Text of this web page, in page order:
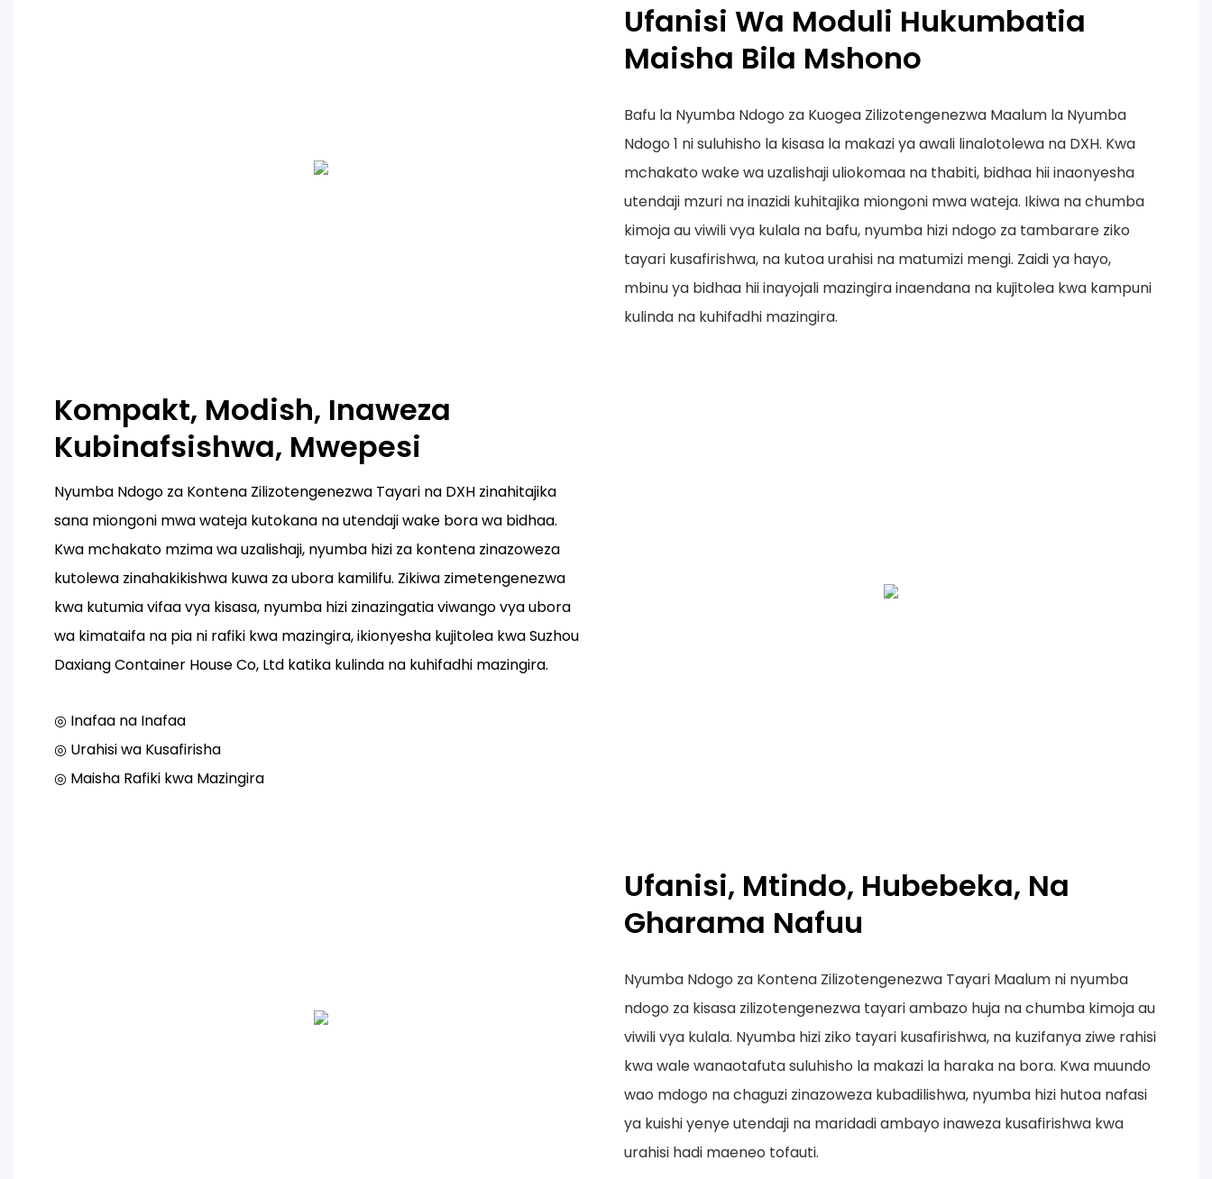
Ufanisi Wa Moduli Hukumbatia
Maisha Bila Mshono
Bafu la Nyumba Ndogo za Kuogea Zilizotengenezwa Maalum la Nyumba
Ndogo 1 ni suluhisho la kisasa la makazi ya awali linalotolewa na DXH. Kwa
mchakato wake wa uzalishaji uliokomaa na thabiti, bidhaa hii inaonyesha
utendaji mzuri na inazidi kuhitajika miongoni mwa wateja. Ikiwa na chumba
kimoja au viwili vya kulala na bafu, nyumba hizi ndogo za tambarare ziko
tayari kusafirishwa, na kutoa urahisi na matumizi mengi. Zaidi ya hayo,
mbinu ya bidhaa hii inayojali mazingira inaendana na kujitolea kwa kampuni
kulinda na kuhifadhi mazingira.
Kompakt, Modish, Inaweza
Kubinafsishwa, Mwepesi
Nyumba Ndogo za Kontena Zilizotengenezwa Tayari na DXH zinahitajika
sana miongoni mwa wateja kutokana na utendaji wake bora wa bidhaa.
Kwa mchakato mzima wa uzalishaji, nyumba hizi za kontena zinazoweza
kutolewa zinahakikishwa kuwa za ubora kamilifu. Zikiwa zimetengenezwa
kwa kutumia vifaa vya kisasa, nyumba hizi zinazingatia viwango vya ubora
wa kimataifa na pia ni rafiki kwa mazingira, ikionyesha kujitolea kwa Suzhou
Daxiang Container House Co, Ltd katika kulinda na kuhifadhi mazingira.
◎ Inafaa na Inafaa
◎ Urahisi wa Kusafirisha
◎ Maisha Rafiki kwa Mazingira
Ufanisi, Mtindo, Hubebeka, Na
Gharama Nafuu
Nyumba Ndogo za Kontena Zilizotengenezwa Tayari Maalum ni nyumba
ndogo za kisasa zilizotengenezwa tayari ambazo huja na chumba kimoja au
viwili vya kulala. Nyumba hizi ziko tayari kusafirishwa, na kuzifanya ziwe rahisi
kwa wale wanaotafuta suluhisho la makazi la haraka na bora. Kwa muundo
wao mdogo na chaguzi zinazoweza kubadilishwa, nyumba hizi hutoa nafasi
ya kuishi yenye utendaji na maridadi ambayo inaweza kusafirishwa kwa
urahisi hadi maeneo tofauti.